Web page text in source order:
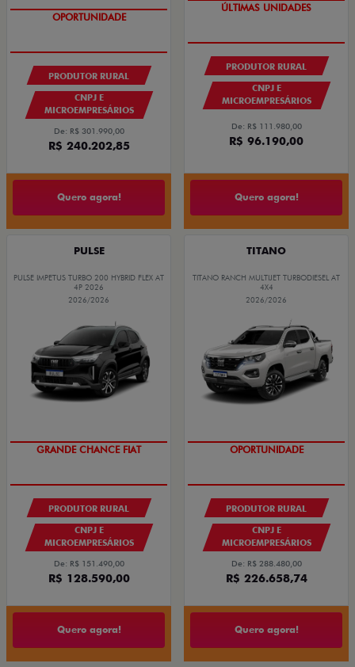
GRANDE CHANCE FIAT
PRODUTOR RURAL
CNPJ E
MICROEMPRESÁRIOS
De: R$ 301.990,00
R$ 240.202,85
Quero agora!
GRANDE CHANCE FIAT
PRODUTOR RURAL
CNPJ E
MICROEMPRESÁRIOS
De: R$ 111.980,00
R$ 96.190,00
Quero agora!
PULSE
PULSE IMPETUS TURBO 200 HYBRID FLEX AT
4P 2026
2026/2026
OPORTUNIDADE
PRODUTOR RURAL
CNPJ E
MICROEMPRESÁRIOS
De: R$ 151.490,00
R$ 128.590,00
Quero agora!
TITANO
TITANO RANCH MULTIJET TURBODIESEL AT
4X4
2026/2026
GRANDE CHANCE FIAT
PRODUTOR RURAL
CNPJ E
MICROEMPRESÁRIOS
De: R$ 288.480,00
R$ 226.658,74
Quero agora!